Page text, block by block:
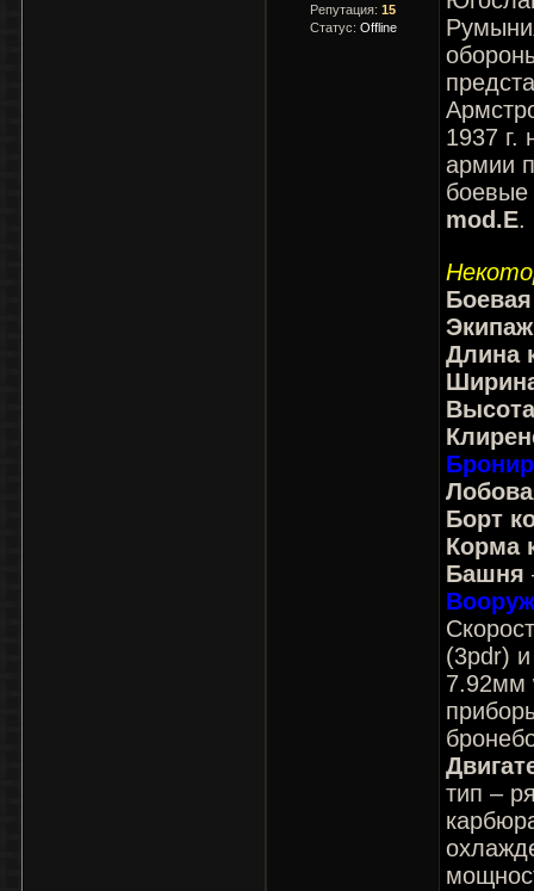
Репутация: 15
Статус: Offline
1937 г.
армии
mod.E.
Экипаж
Длина
Высота
Борт
Корма
Башня
(3pdr)
7.92мм
тип –